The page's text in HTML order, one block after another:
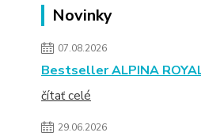
Novinky
07.08.2026
Bestseller ALPINA
čítať celé
29.06.2026